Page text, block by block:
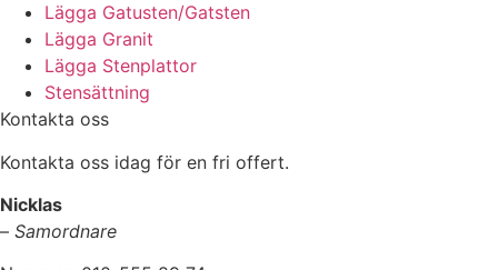
Lägga Gatusten/Gatsten
Lägga Granit
Lägga Stenplattor
Stensättning
Kontakta oss
Kontakta oss idag för en fri offert.
Nicklas
– Samordnare